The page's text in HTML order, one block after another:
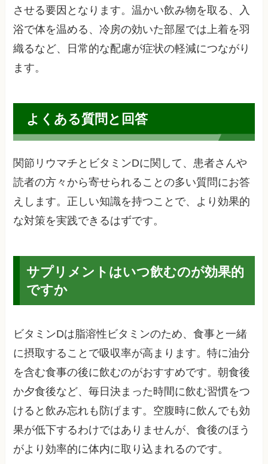
させる要因となります。温かい飲み物を取る、入
浴で体を温める、冷房の効いた部屋では上着を羽
織るなど、日常的な配慮が症状の軽減につながり
ます。
よくある質問と回答
関節リウマチとビタミンDに関して、患者さんや
読者の方々から寄せられることの多い質問にお答
えします。正しい知識を持つことで、より効果的
な対策を実践できるはずです。
サプリメントはいつ飲むのが効果的
ですか
ビタミンDは脂溶性ビタミンのため、食事と一緒
に摂取することで吸収率が高まります。特に油分
を含む食事の後に飲むのがおすすめです。朝食後
か夕食後など、毎日決まった時間に飲む習慣をつ
けると飲み忘れも防げます。空腹時に飲んでも効
果が低下するわけではありませんが、食後のほう
がより効率的に体内に取り込まれるのです。